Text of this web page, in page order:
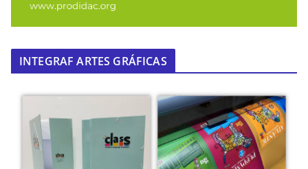
INTEGRAF ARTES GRÁFICAS